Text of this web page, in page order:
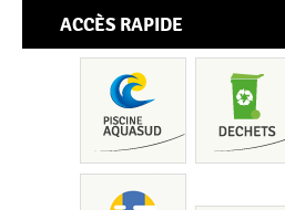
ACCÈS RAPIDE